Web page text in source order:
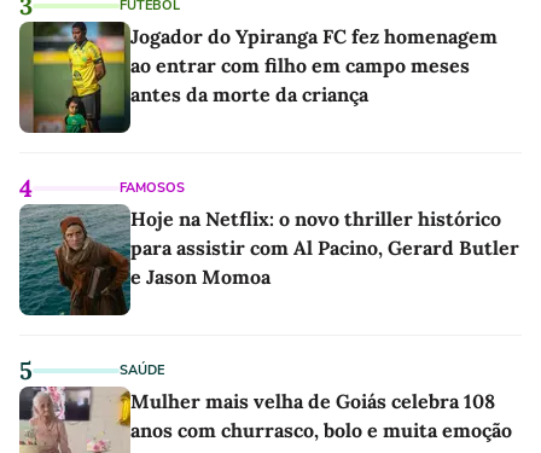
FUTEBOL
Jogador do Ypiranga FC fez homenagem
ao entrar com filho em campo meses
antes da morte da criança
4 FAMOSOS
Hoje na Netflix: o novo thriller histórico
para assistir com Al Pacino, Gerard Butler
e Jason Momoa
5 SAÚDE
Mulher mais velha de Goiás celebra 108
anos com churrasco, bolo e muita emoção